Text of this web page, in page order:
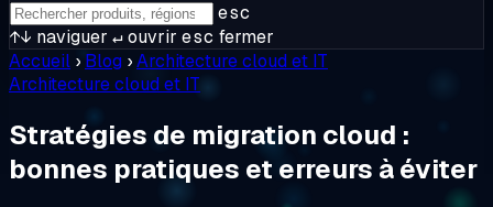
esc
↑↓ naviguer ↵ouvrir esc fermer
Accueil › Blog ›Architecture cloud et IT
Architecture cloud et IT
Stratégies de migration cloud :
bonnes pratiques et erreurs à éviter